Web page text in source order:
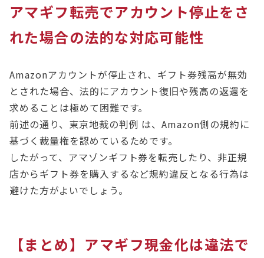
アマギフ転売でアカウント停止をさ
れた場合の法的な対応可能性
Amazonアカウントが停止され、ギフト券残高が無効
とされた場合、法的にアカウント復旧や残高の返還を
求めることは極めて困難です。
前述の通り、東京地裁の判例 は、Amazon側の規約に
基づく裁量権を認めているためです。
したがって、アマゾンギフト券を転売したり、非正規
店からギフト券を購入するなど規約違反となる行為は
避けた方がよいでしょう。
【まとめ】アマギフ現金化は違法で